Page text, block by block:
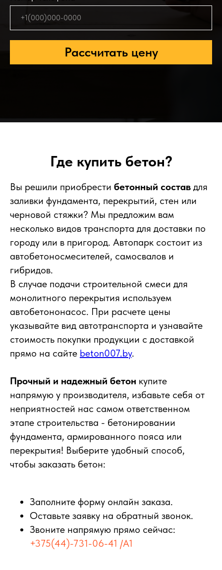
Рассчитать цену
Где купить бетон?
Вы решили приобрести бетонный состав для
заливки фундамента, перекрытий, стен или
черновой стяжки? Мы предложим вам
несколько видов транспорта для доставки по
городу или в пригород. Автопарк состоит из
автобетоносмесителей, самосвалов и
гибридов.
В случае подачи строительной смеси для
монолитного перекрытия используем
автобетононасос. При расчете цены
указывайте вид автотранспорта и узнавайте
стоимость покупки продукции с доставкой
прямо на сайте beton007.by.
Прочный и надежный бетон купите
напрямую у производителя, избавьте себя от
неприятностей нас самом ответственном
этапе строительства - бетонировании
фундамента, армированного пояса или
перекрытия! Выберите удобный способ,
чтобы заказать бетон:
Заполните форму онлайн заказа.
Оставьте заявку на обратный звонок.
Звоните напрямую прямо сейчас:
+375(44)-731-06-41 /A1